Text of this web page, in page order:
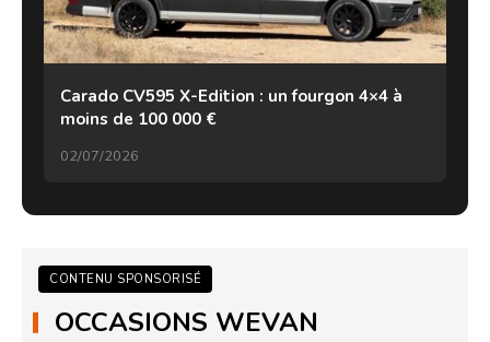
Carado CV595 X-Edition : un fourgon 4×4 à
moins de 100 000 €
02/07/2026
CONTENU SPONSORISÉ
OCCASIONS WEVAN